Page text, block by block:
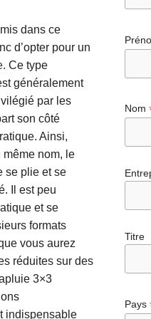
dans ce
d’opter pour un
. Ce type
généralement
par les
son côté
Ainsi,
nom, le
se plie et se
Il est peu
et se
formats
vous aurez
réduites sur des
3×3
indispensable
Nom
Titre
Pays